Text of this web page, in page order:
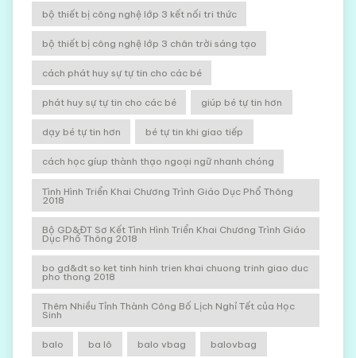
bộ thiết bị công nghệ lớp 3 kết nối tri thức
bộ thiết bị công nghệ lớp 3 chân trời sáng tạo
cách phát huy sự tự tin cho các bé
phát huy sự tự tin cho các bé giúp bé tự tin hơn
dạy bé tự tin hơn bé tự tin khi giao tiếp
cách học gíup thành thạo ngoại ngữ nhanh chóng
Tình Hình Triển Khai Chương Trình Giáo Dục Phổ Thông
2018
Bộ GD&ĐT Sơ Kết Tình Hình Triển Khai Chương Trình Giáo
Dục Phổ Thông 2018
bo gd&dt so ket tinh hinh trien khai chuong trinh giao duc
pho thong 2018
Thêm Nhiều Tỉnh Thành Công Bố Lịch Nghỉ Tết của Học
Sinh
balo ba lô balo vbag balovbag